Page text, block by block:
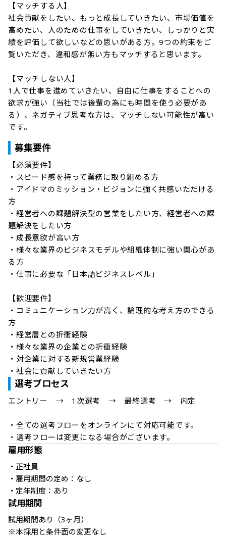
【マッチする人】
社会貢献をしたい、もっと成長していきたい、市場価値を
高めたい、人のための仕事をしていきたい、しっかりと実
績を評価して欲しいなどの思いがある方。9つの約束をご
覧いただき、違和感が無い方もマッチすると思います。
【マッチしない人】
1人で仕事を進めていきたい、自由に仕事をすることへの
欲求が強い（当社では後輩の為にも時間を使う必要があ
る）、ネガティブ思考な方は、マッチしない可能性が高い
です。
募集要件
【必須要件】
・スピード感を持って業務に取り組める方
・アイドマのミッション・ビジョンに強く共感いただける
方
・経営者への課題解決型の営業をしたい方、経営者への課
題解決をしたい方
・成長意欲が高い方
・様々な業界のビジネスモデルや組織体制に強い関心があ
る方
・仕事に必要な「日本語ビジネスレベル」
【歓迎要件】
・コミュニケーション力が高く、論理的な考え方のできる
方
・経営層との折衝経験
・様々な業界の企業との折衝経験
・対企業に対する新規営業経験
選考プロセス
エントリー　→　1次選考　→　最終選考　→　内定
・全ての選考フローをオンラインにて対応可能です。
・選考フローは変更になる場合がございます。
雇用形態
・正社員
・雇用期間の定め：なし
・定年制度：あり
試用期間
試用期間あり（3ヶ月）
※本採用と条件面の変更なし